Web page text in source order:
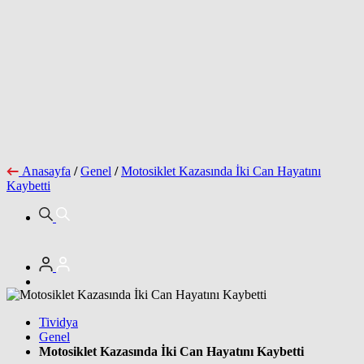
Anasayfa / Genel / Motosiklet Kazasında İki Can Hayatını
Kaybetti
Tividya
Genel
Motosiklet Kazasında İki Can Hayatını Kaybetti